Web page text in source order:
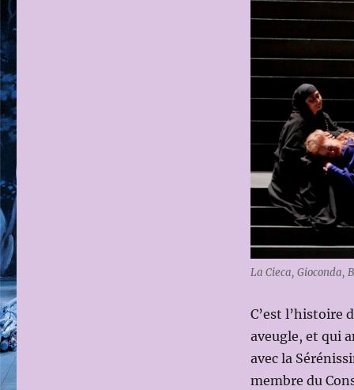
La Cieca, Gioconda,
C’est l’histoire
aveugle, et qui
avec la
membre du